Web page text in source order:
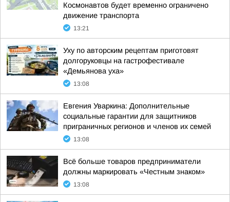
Космонавтов будет временно ограничено
движение транспорта
13:21
Уху по авторским рецептам приготовят
долгоруковцы на гастрофестивале
«Демьянова уха»
13:08
Евгения Уваркина: Дополнительные
социальные гарантии для защитников
приграничных регионов и членов их семей
13:08
Всё больше товаров предприниматели
должны маркировать «Честным знаком»
13:08